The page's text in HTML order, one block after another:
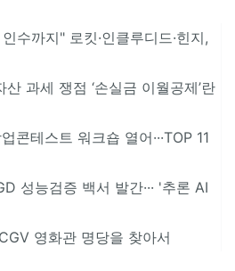
수까지" 로킷·인클루디드·힌지,
과세 쟁점 ‘손실금 이월공제’란
테스트 워크숍 열어···TOP 11
성능검증 백서 발간··· '추론 AI
영화관 명당을 찾아서